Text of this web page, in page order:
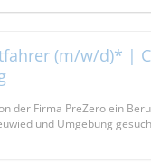
(m/w/d)* |
der Firma PreZero ein
und Umgebung